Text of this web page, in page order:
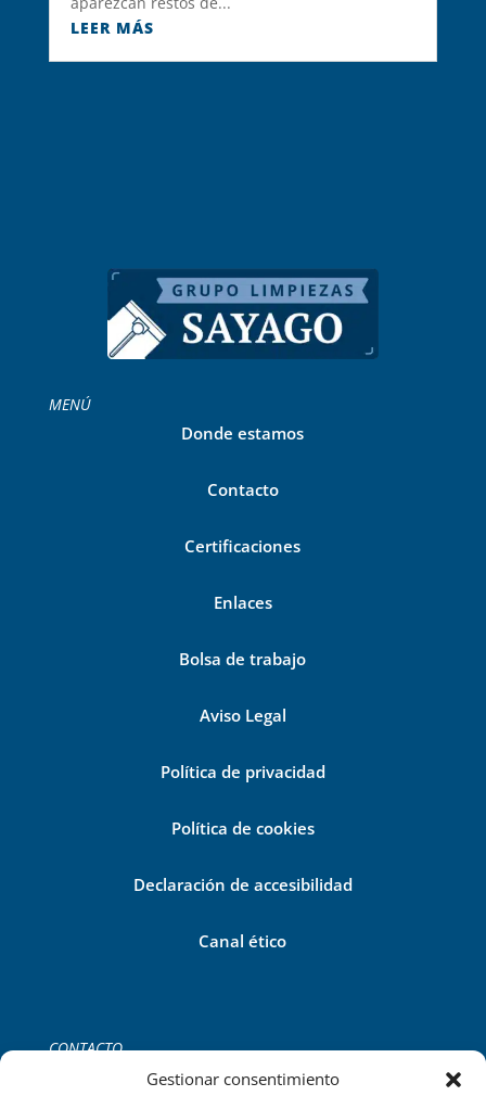
Gestionar consentimiento
LEER MÁS
MENÚ
Donde estamos
Contacto
Certificaciones
Enlaces
Bolsa de trabajo
Aviso Legal
Política de privacidad
Política de cookies
Declaración de accesibilidad
Canal ético
CONTACTO
Tel:+34 971 755 252